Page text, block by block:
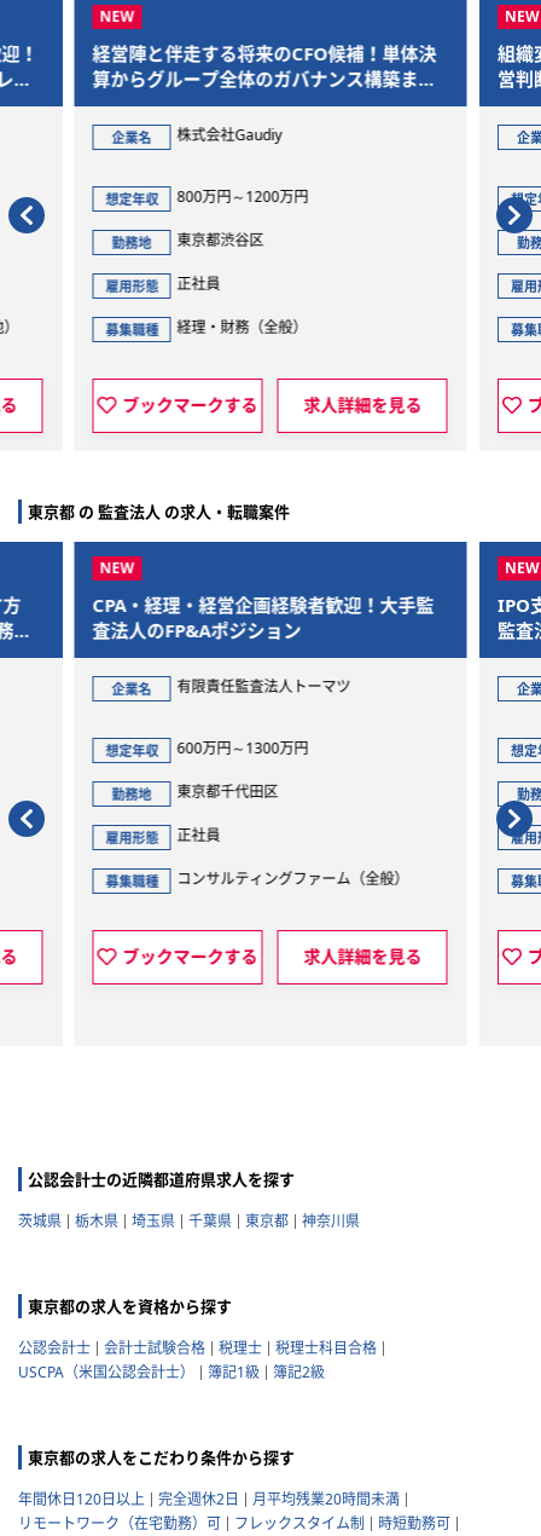
！
ー
経営陣と伴走する将来のCFO候補！単体決
算からグループ全体のガバナンス構築まで
を一気通貫で担当
企業名 株式会社Gaudiy
想定年収 800万円～1200万円
勤務地 東京都渋谷区
雇用形態 正社員
募集職種 経理・財務（全般）
ブックマークする 求人詳細を見る
組織
営判
企
想定
勤
雇用
募集
東京都 の 監査法人 の求人・転職案件
で
CPA・経理・経営企画経験者歓迎！大手監
査法人のFP&Aポジション
企業名 有限責任監査法人トーマツ
想定年収 600万円～1300万円
勤務地 東京都千代田区
雇用形態 正社員
募集職種 コンサルティングファーム（全般）
ブックマークする 求人詳細を見る
IPO
監査
企
想定
勤
雇用
募集
公認会計士の近隣都道府県求人を探す
茨城県 栃木県 埼玉県 千葉県 東京都 神奈川県
東京都の求人を資格から探す
公認会計士 会計士試験合格 税理士
税理士科目合格
USCPA（米国公認会計士）
簿記1級 簿記2級
東京都の求人をこだわり条件から探す
年間休日120日以上 完全週休2日
月平均残業20時間未満
リモートワーク（在宅勤務）可
フレックスタイム制
時短勤務可